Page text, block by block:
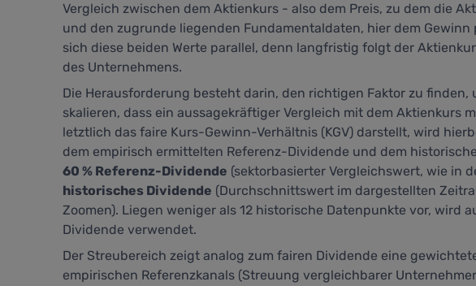
Vergleich zwischen dem Aktienkurs - also dem Preis, zu dem die
und den zugrunde liegenden Fundamentaldaten, hier dem
sich diese beiden Werte parallel, denn langfristig folgt der
des Unternehmens.
Die Herausforderung besteht darin, den richtigen Faktor zu finden,
skalieren, dass ein aussagekräftiger Vergleich mit dem Aktienkurs
letztlich das faire Kurs-Gewinn-Verhältnis (KGV) darstellt, wird
dem empirisch ermittelten Referenz-Dividende und dem
60 % Referenz-Dividende (sektorbasierter Vergleichswert, wie in
historisches Dividende (Durchschnittswert im dargestellten
Zoomen). Liegen weniger als 12 historische Datenpunkte vor, wird
Dividende verwendet.
Der Streubereich zeigt analog zum fairen Dividende eine
empirischen Referenzkanals (Streuung vergleichbarer